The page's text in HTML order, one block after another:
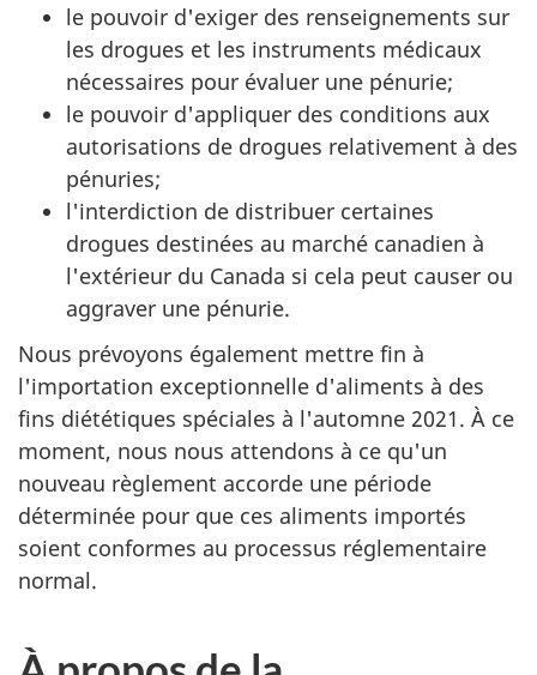
le pouvoir d'exiger des renseignements sur
les drogues et les instruments médicaux
nécessaires pour évaluer une pénurie;
le pouvoir d'appliquer des conditions aux
autorisations de drogues relativement à des
pénuries;
l'interdiction de distribuer certaines
drogues destinées au marché canadien à
l'extérieur du Canada si cela peut causer ou
aggraver une pénurie.
Nous prévoyons également mettre fin à
l'importation exceptionnelle d'aliments à des
fins diététiques spéciales à l'automne 2021. À ce
moment, nous nous attendons à ce qu'un
nouveau règlement accorde une période
déterminée pour que ces aliments importés
soient conformes au processus réglementaire
normal.